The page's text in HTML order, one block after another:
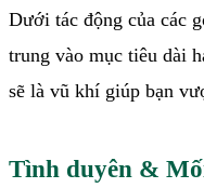
Dưới tác động của các
trung vào mục tiêu dài
sẽ là vũ khí giúp bạn
Tình duyên &